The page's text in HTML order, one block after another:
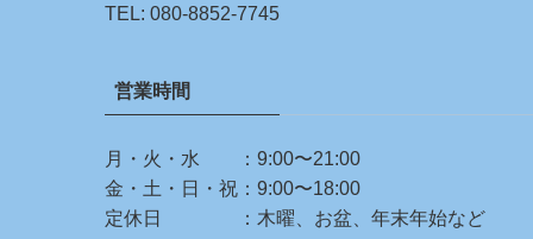
TEL: 080-8852-7745
営業時間
月・火・水 ：9:00〜21:00
金・土・日・祝：9:00〜18:00
定休日 ：木曜、お盆、年末年始など